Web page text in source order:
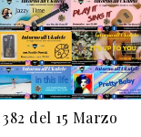
del 15 Marzo